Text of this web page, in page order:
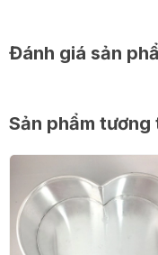
Đánh giá sản
Sản phẩm tương